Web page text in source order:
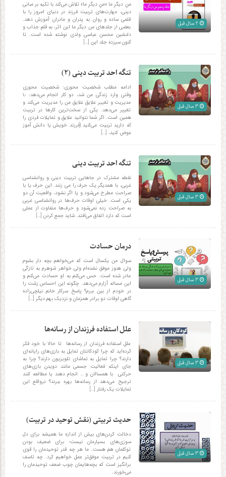
منِ دیگرِ ما «منِ دیگرِ ما» تلاش می‌کند با تکیه بر مبانی
دینی، مهارت‌های تربیت فرزند در دنیای امروز را با
قلمی ساده و روان به پدران و مادران آموزش دهد.
بعضی از جلدهای من دیگر ما این اثر، به قلم جذاب و
دلنشین محسن عباسی ولدی نوشته شده است. تا
کنون سیزده جلد این […]
تنگه احد تربیت دینی (۲)
ادامه مطلب شخصیت محوری: شخصیت محوری
وقتی وارد زندگی من شد، دو کار انجام می‌دهد: ۱٫
مدیریت و تغییر علایق علایق من را مدیریت می‌کند و
تغییر می‌دهد. یکی از سخت‌ترین کارها در تربیت
همین است. اگر شما نتوانید علایق و تمایلات فردی را
که دارید تربیت می‌کنید (فرزند خویش یا دانش آموز
عوض کنید، […]
تنگه احد تربیت دینی
نقطه مشترک در جاهایی تربیت دینی و روانشناسی
غربی، با همدیگر یک حرف را می زنند. این حرف یا با
صراحت مطرح می‌شود و یا اگر نشود، واقعیت آن دو
یکی است. خیلی اوقات حرف‌ها در روانشناسی غربی
به صراحت زده نمی‌شود و حرف‌ها متفاوت از عملی
است که دارد اتفاق می‌افتد. شاید جمع کردن […]
درمان حسادت
سوال من یکسال است که می‌خواهم بچه دار بشوم
ولی هنوز موفق نشده‌ام ولی خواهر شوهرم به تازگی
مادر شده است. حس می‌کنم به او حسادت می‌کنم و
این مساله آزارم می‌دهد. چگونه این احساس زشت را
در خودم از بین ببرم؟ پاسخ سرکار خانم نیلچی‌زاده
گاهی اوقات دو برادر همزمان و نزدیک بهم دیگر […]
علل استفاده فرزندان از رسانه‌ها
علل استفاده فرزندان از رسانه‌ها تا حالا با خود فکر
کرده‌اید که چرا کودکانتان تمایل به بازی‌های رایانه‌ای
دارند؟ چرا تمایل به تماشای تلویزیون دارند؟ چرا به
جای اینکه فعالیت جسمی مانند دویدن بازی‌های
حرکتی با همسالان و … انجام دهند یا مطالعه کنند
ترجیح می‌دهد از رسانه‌ها بهره ببرند؟ درواقع این
تمایلات یک رفتار […]
حدیث تربیتی (نقش توحید در تربیت)
دخالت کردن‌های بیش از اندازه ما همیشه برای دل
سوزی‌های بسیارمان نیست؛ برای ضعیف بودن
توکلمان هم هست. ما هر چه قدر توحیدمان را قوی
کنیم در تربیت موفق‌تر عمل خواهیم کرد. چه تاسف
برانگیز است که بچه‌هایمان چوب ضعف توحیدمان را
می‌خورند.